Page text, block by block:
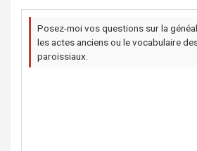
Posez-moi vos questions sur la
les actes anciens ou le vocabulaire
paroissiaux.